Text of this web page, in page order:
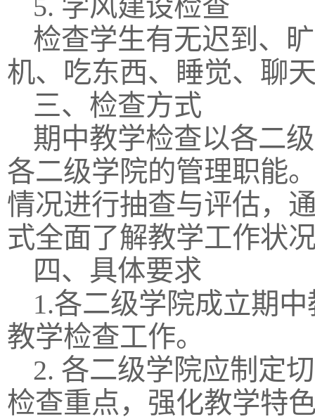
5. 学风建设检查
检查学生有无迟到、
机、吃东西、睡觉、聊
三、检查方式
期中教学检查以各二
各二级学院的管理职能
情况进行抽查与评估，
式全面了解教学工作状
四、具体要求
1.各二级学院成立期
教学检查工作。
2. 各二级学院应制定
检查重点，强化教学特